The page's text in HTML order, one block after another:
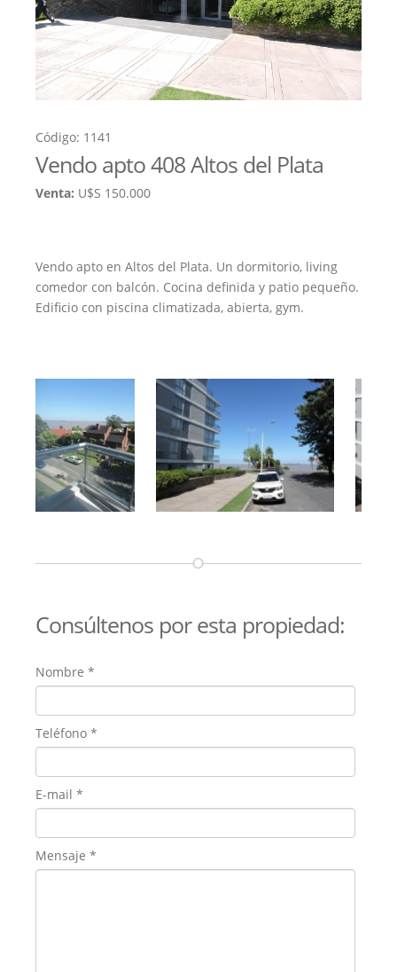
Código: 1141
Vendo apto 408 Altos del Plata
Venta: U$S 150.000
Vendo apto en Altos del Plata. Un dormitorio, living
comedor con balcón. Cocina definida y patio pequeño.
Edificio con piscina climatizada, abierta, gym.
Consúltenos por esta propiedad:
Nombre *
Teléfono *
E-mail *
Mensaje *